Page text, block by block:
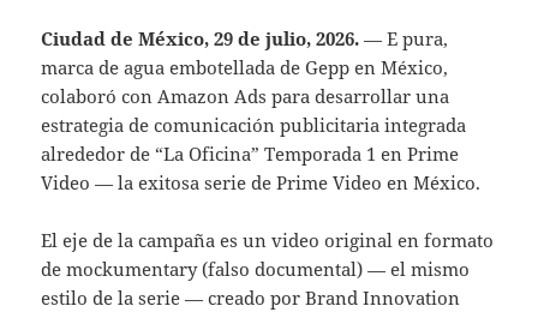
Ciudad de México, 29 de julio, 2026. — E pura,
marca de agua embotellada de Gepp en México,
colaboró con Amazon Ads para desarrollar una
estrategia de comunicación publicitaria integrada
alrededor de “La Oficina” Temporada 1 en Prime
Video — la exitosa serie de Prime Video en México.
El eje de la campaña es un video original en formato
de mockumentary (falso documental) — el mismo
estilo de la serie — creado por Brand Innovation